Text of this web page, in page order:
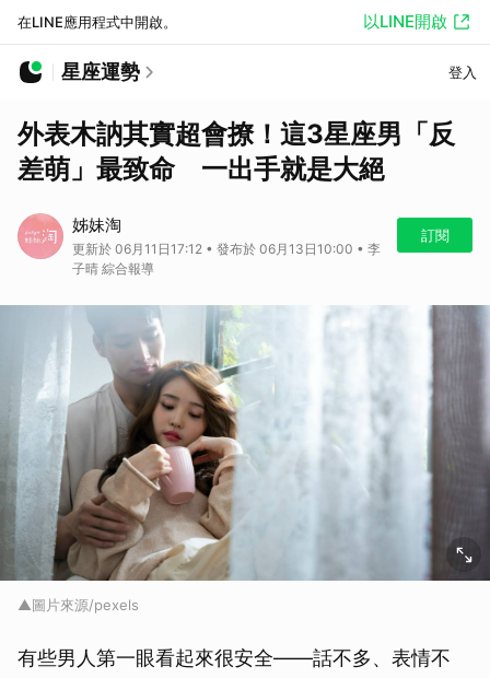
在LINE應用程式中開啟。 以LINE開啟
星座運勢 登入
外表木訥其實超會撩！這3星座男「反
差萌」最致命 一出手就是大絕
姊妹淘
更新於 06月11日17:12 • 發布於 06月13日10:00 • 李
子晴 綜合報導
訂閱
▲圖片來源/pexels
有些男人第一眼看起來很安全——話不多、表情不